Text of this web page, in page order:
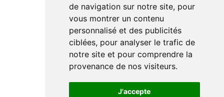
de navigation sur notre site, pour
vous montrer un contenu
personnalisé et des publicités
ciblées, pour analyser le trafic de
notre site et pour comprendre la
provenance de nos visiteurs.
J'accepte